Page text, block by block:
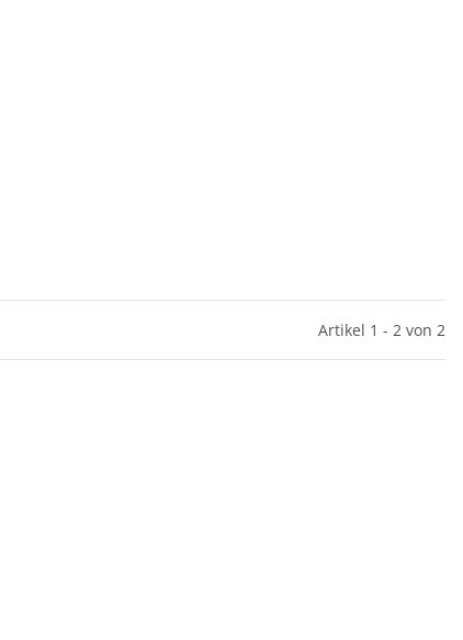
Artikel 1 - 2 von 2